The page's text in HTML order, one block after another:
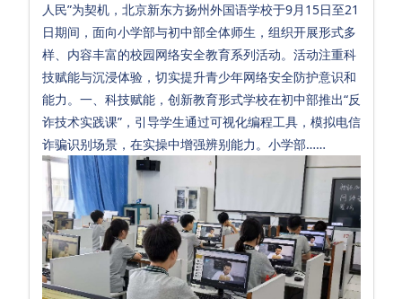
党
团
工
会
招
生
招
聘
校
友
汇
人民”为契机，北京新东方扬州外国语学校于9月15日至21
日期间，面向小学部与初中部全体师生，组织开展形式多
样、内容丰富的校园网络安全教育系列活动。活动注重科
技赋能与沉浸体验，切实提升青少年网络安全防护意识和
能力。一、科技赋能，创新教育形式学校在初中部推出“反
诈技术实践课”，引导学生通过可视化编程工具，模拟电信
诈骗识别场景，在实操中增强辨别能力。小学部……